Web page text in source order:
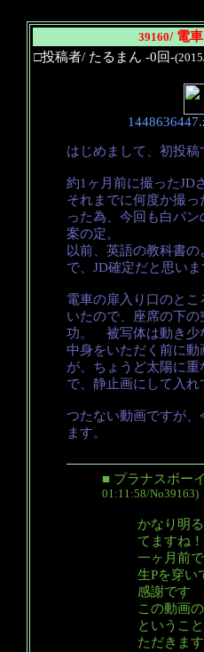
39160/ 電
□投稿者/ たるまん -0回-
はじめまして、初投稿
約1ヶ月前に撮ったJD
それまでに何度か撮
った為、今回も白パ
案の定。
以前、英語の教科書
で、JD確定だと思いま
電車の扉入り口のと
いたので、座席の下
功。 被写体は動き少
中身をいただく前に
が、ちょうど太陽に
で、静止画にして入れ
つたない動画ですが
ます。
■ プラナスボーイ
01:11:58/No39163)
かなり明
てますね！
一ヶ月前
生Pを穿い
感謝です
この動画
というこ
ただきます